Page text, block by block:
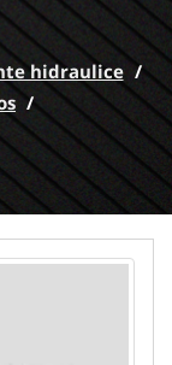
hidraulice /
/